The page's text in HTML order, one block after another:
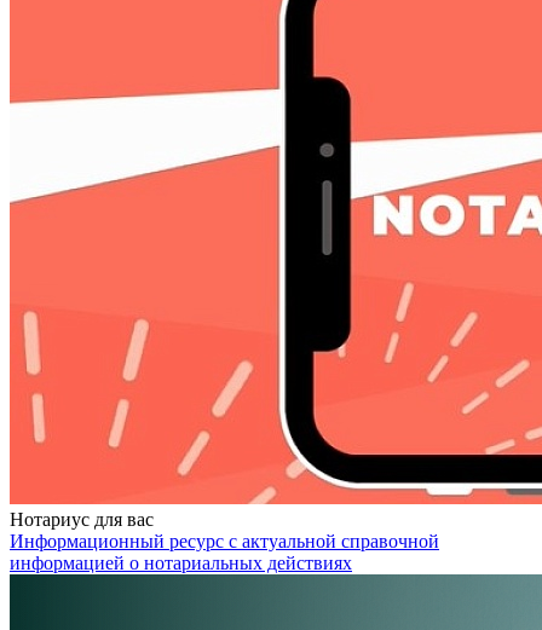
Нотариус для вас
Информационный ресурс с актуальной справочной
информацией о нотариальных действиях